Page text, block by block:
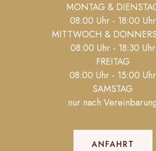
MONTAG &
08:00 Uhr - 18:00 Uhr
MITTWOCH &
08:00 Uhr - 18:30 Uhr
FREITAG
08:00 Uhr - 15:00 Uhr
SAMSTAG
nur nach
ANFAHRT